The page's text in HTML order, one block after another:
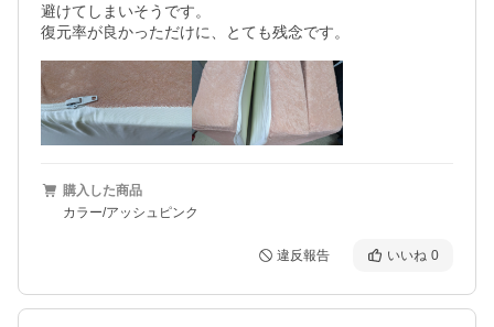
避けてしまいそうです。
復元率が良かっただけに、とても残念です。
購入した商品
カラー/アッシュピンク
違反報告 いいね 0